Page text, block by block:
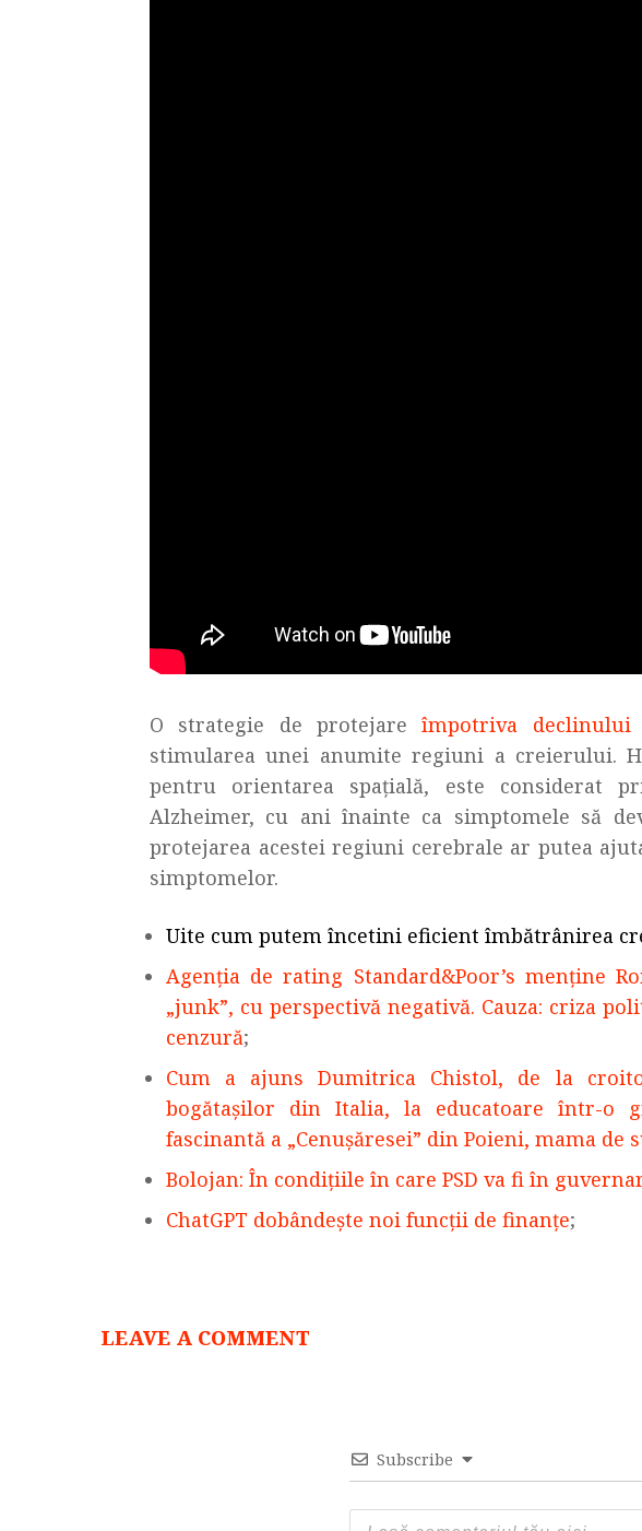
O strategie de protejareîmpotriva declinului
stimularea unei anumite regiuni a creierului.
pentru orientarea spațială, este considerat
Alzheimer, cu ani înainte ca simptomele să
protejarea acestei regiuni cerebrale ar putea
simptomelor.
Uite cum putem încetini eficient îmbătrânirea
Agenția de rating Standard&Poor’s menține
„junk”, cu perspectivă negativă. Cauza: criza
cenzură;
Cum a ajuns Dumitrica Chistol, de la
bogătașilor din Italia, la educatoare într-o
fascinantă a „Cenușăresei” din Poieni, mama
Bolojan: În condiţiile în care PSD va fi în
ChatGPT dobândește noi funcții de finanțe;
LEAVE A COMMENT
Subscribe